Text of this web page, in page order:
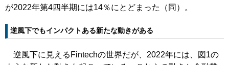
が2022年第4四半期には14％にとどまった（同）。
逆風下でもインパクトある新たな動きがある
逆風下に見えるFintechの世界だが、2022年には、図1の